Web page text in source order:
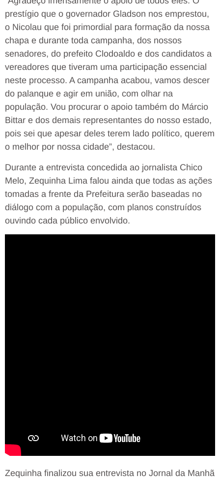
prestígio que o governador Gladson nos emprestou,
o Nicolau que foi primordial para formação da nossa
chapa e durante toda campanha, dos nossos
senadores, do prefeito Clodoaldo e dos candidatos a
vereadores que tiveram uma participação essencial
neste processo. A campanha acabou, vamos descer
do palanque e agir em união, com olhar na
população. Vou procurar o apoio também do Márcio
Bittar e dos demais representantes do nosso estado,
pois sei que apesar deles terem lado político, querem
o melhor por nossa cidade”, destacou.
Durante a entrevista concedida ao jornalista Chico
Melo, Zequinha Lima falou ainda que todas as ações
tomadas a frente da Prefeitura serão baseadas no
diálogo com a população, com planos construídos
ouvindo cada público envolvido.
Zequinha finalizou sua entrevista no Jornal da Manhã